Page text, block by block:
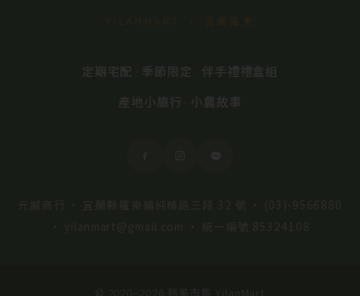
定期宅配 季節限定
伴手禮禮盒組
產地小旅行
小農故事